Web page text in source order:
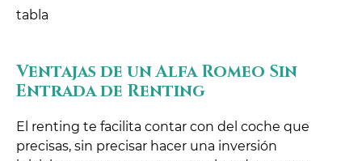
tabla
Ventajas de un Alfa Romeo Sin
Entrada de Renting
El renting te facilita contar con del coche que
precisas, sin precisar hacer una inversión